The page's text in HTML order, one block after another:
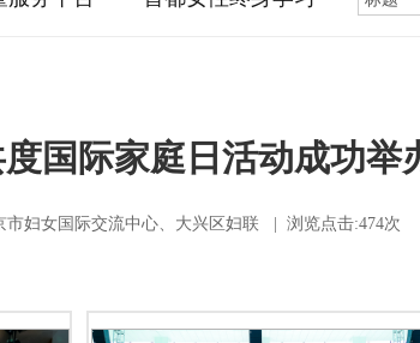
国际家庭日活动成功举
市妇女国际交流中心、大兴区妇联 | 浏览点击:474次